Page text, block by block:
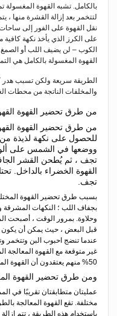
بالكامل. تشبه القهوة المغسولة
لتتخمر بعد إزالة القشرة منها
نقل القهوة على الفور إلى
على الكرز الذي يأخذ نكهة كافية
الكوب – لن يضيف اللب أو الصمغ
القهوة المغسولة بالكامل هي
الطريقة سريعة ولكن تسبب هدر
والمخلفات الناتجة من محطات
من طرق تحضير القهوة
من طرق تحضير القهوة
للحصول على نكهة لذيذة
ووضعها في الشمس على
تجف ، ثم يُطحن القشر
تجف.
بسبب طرق تحضير القهوة
بجفاف اللب ؛ النكهات المشرقة
وحلاوة. بمرور الوقت ، أصبحت
قبل البعض ، حيث يمكن أن
عندما تنضج احبوب البن وتتخمر
غير متوقعة مع القهوة
50% منهم يعتقدون أن القهوة المجففة تصنع لهم فنجان قهوة لذيذ.
ومن طرق تحضير القهوة
عمليتان متطابقتان تقريبًا في
مختلفة. تقع القهوة المعالجة
باستخدام هذه الطريقة ، تتم